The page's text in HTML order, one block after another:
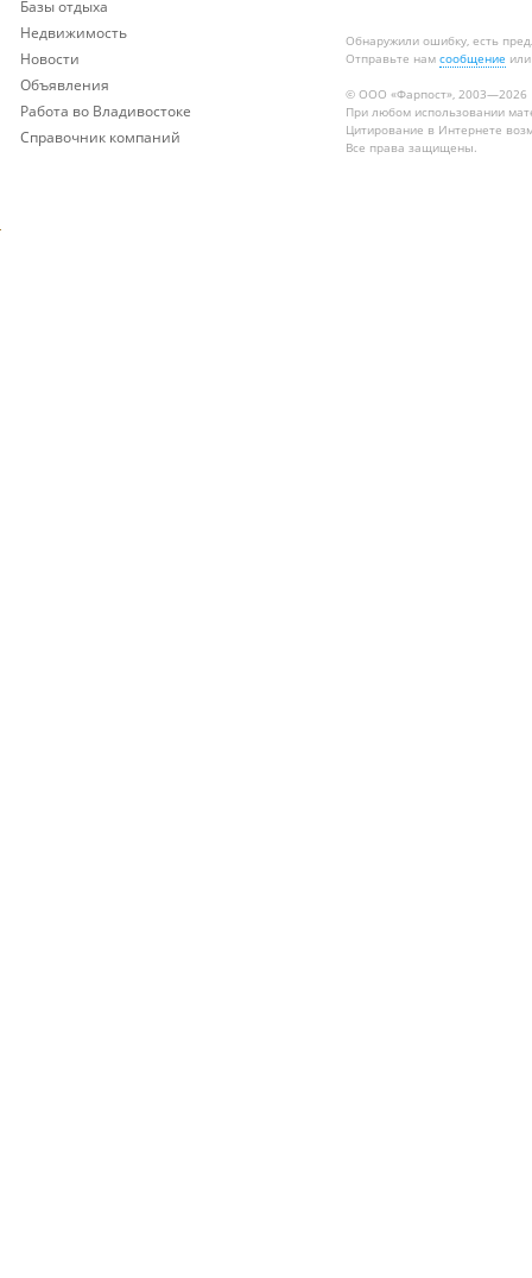
Базы отдыха
Недвижимость
Новости
Объявления
Работа во Владивостоке
Справочник компаний
Обнаружили ошибку, есть
Отправьте нам сообщение
© ООО «Фарпост», 2003—2026
При любом использовании
Цитирование в Интернете
Все права защищены.